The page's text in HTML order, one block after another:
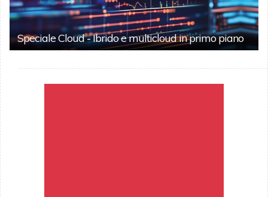
Speciale Cloud - Ibrido e multicloud in primo piano